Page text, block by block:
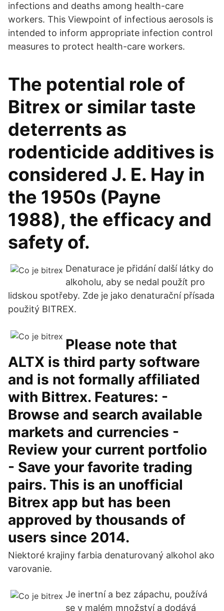
infections and deaths among health-care
workers. This Viewpoint of infectious aerosols is
intended to inform appropriate infection control
measures to protect health-care workers.
The potential role of
Bitrex or similar taste
deterrents as
rodenticide additives is
considered J. E. Hay in
the 1950s (Payne
1988), the efficacy and
safety of.
Denaturace je přidání další látky do
alkoholu, aby se nedal použít pro
lidskou spotřeby. Zde je jako denaturační přísada
použitý BITREX.
Please note that
ALTX is third party software
and is not formally affiliated
with Bittrex. Features: -
Browse and search available
markets and currencies -
Review your current portfolio
- Save your favorite trading
pairs. This is an unofficial
Bitrex app but has been
approved by thousands of
users since 2014.
Niektoré krajiny farbia denaturovaný alkohol ako
varovanie.
Je inertní a bez zápachu, používá
se v malém množství a dodává